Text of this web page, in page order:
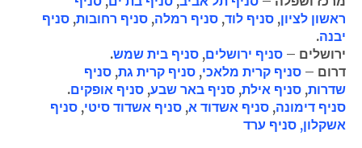
ראשון לציון, סניף לוד, סניף רמלה, סניף רחובות, סניף
יבנה.
ירושלים – סניף ירושלים, סניף בית שמש.
דרום – סניף קרית מלאכי, סניף קרית גת, סניף
שדרות, סניף אילת, סניף באר שבע, סניף אופקים.
סניף דימונה, סניף אשדוד א, סניף אשדוד סיטי, סניף
אשקלון, סניף ערד